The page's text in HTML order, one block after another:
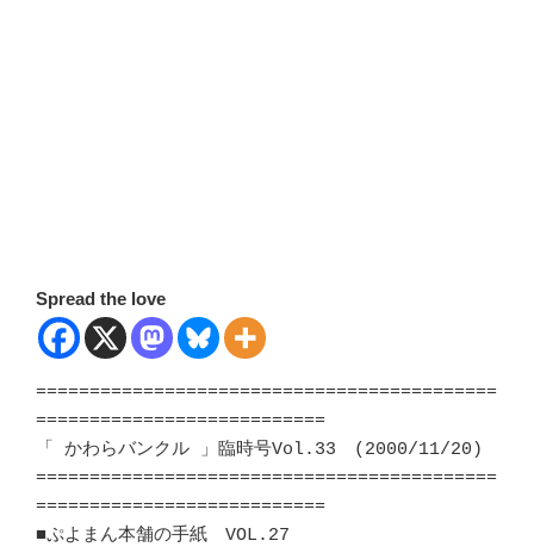
Spread the love
===========================================
===========================
「 かわらバンクル 」臨時号Vol.33　(2000/11/20)
===========================================
===========================
■ぷよまん本舗の手紙　VOL.27